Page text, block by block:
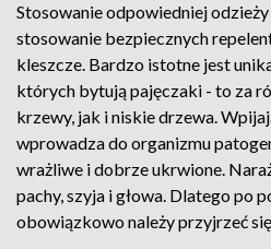
Stosowanie odpowiedniej
stosowanie bezpiecznych
kleszcze. Bardzo istotne jest
których bytują pajęczaki - to za
krzewy, jak i niskie drzewa.
wprowadza do organizmu
wrażliwe i dobrze ukrwione.
pachy, szyja i głowa. Dlatego po
obowiązkowo należy przyjrzeć